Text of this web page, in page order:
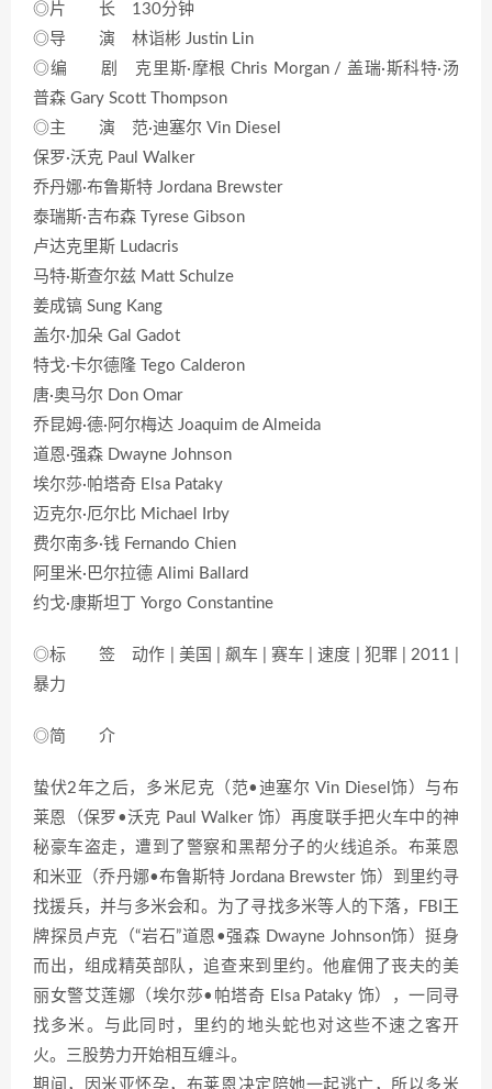
◎片 长 130分钟
◎导 演 林诣彬 Justin Lin
◎编 剧 克里斯·摩根 Chris Morgan / 盖瑞·斯科特·汤
普森 Gary Scott Thompson
◎主 演 范·迪塞尔 Vin Diesel
保罗·沃克 Paul Walker
乔丹娜·布鲁斯特 Jordana Brewster
泰瑞斯·吉布森 Tyrese Gibson
卢达克里斯 Ludacris
马特·斯查尔兹 Matt Schulze
姜成镐 Sung Kang
盖尔·加朵 Gal Gadot
特戈·卡尔德隆 Tego Calderon
唐·奥马尔 Don Omar
乔昆姆·德·阿尔梅达 Joaquim de Almeida
道恩·强森 Dwayne Johnson
埃尔莎·帕塔奇 Elsa Pataky
迈克尔·厄尔比 Michael Irby
费尔南多·钱 Fernando Chien
阿里米·巴尔拉德 Alimi Ballard
约戈·康斯坦丁 Yorgo Constantine
◎标 签 动作 | 美国 | 飙车 | 赛车 | 速度 | 犯罪 | 2011 |
暴力
◎简 介
蛰伏2年之后，多米尼克（范•迪塞尔 Vin Diesel饰）与布
莱恩（保罗•沃克 Paul Walker 饰）再度联手把火车中的神
秘豪车盗走，遭到了警察和黑帮分子的火线追杀。布莱恩
和米亚（乔丹娜•布鲁斯特 Jordana Brewster 饰）到里约寻
找援兵，并与多米会和。为了寻找多米等人的下落，FBI王
牌探员卢克（“岩石”道恩•强森 Dwayne Johnson饰）挺身
而出，组成精英部队，追查来到里约。他雇佣了丧夫的美
丽女警艾莲娜（埃尔莎•帕塔奇 Elsa Pataky 饰），一同寻
找多米。与此同时，里约的地头蛇也对这些不速之客开
火。三股势力开始相互缠斗。
期间，因米亚怀孕，布莱恩决定陪她一起逃亡，所以多米